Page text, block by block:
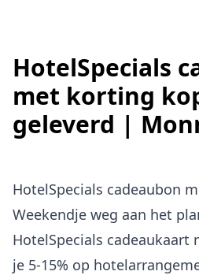
HotelSpecials
met korting
geleverd |
HotelSpecials cadeaubon
Weekendje weg aan het
HotelSpecials
je 5-15% op